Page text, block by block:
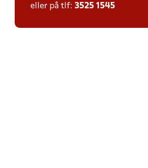
eller på tlf: 3525 1545